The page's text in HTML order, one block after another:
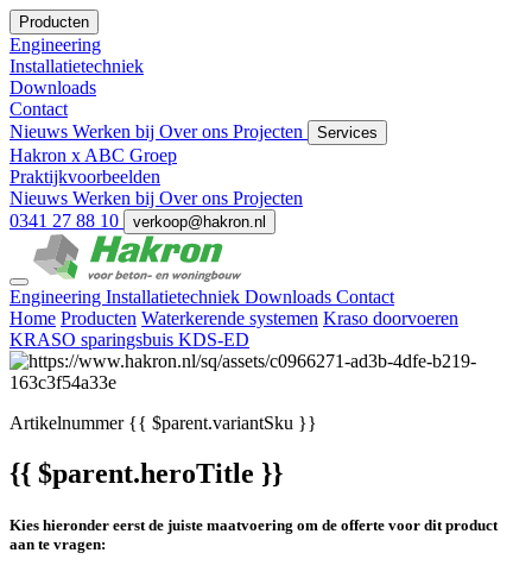
Producten
Engineering
Installatietechniek
Downloads
Contact
Nieuws Werken bij Over ons Projecten Services
Hakron x ABC Groep
Praktijkvoorbeelden
Nieuws Werken bij Over ons Projecten
0341 27 88 10
verkoop@hakron.nl
Engineering Installatietechniek Downloads Contact
Home Producten Waterkerende systemen Kraso doorvoeren
KRASO sparingsbuis KDS-ED
Artikelnummer{{ $parent.variantSku }}
{{ $parent.heroTitle }}
Kies hieronder eerst de juiste maatvoering om de offerte voor dit product
aan te vragen: